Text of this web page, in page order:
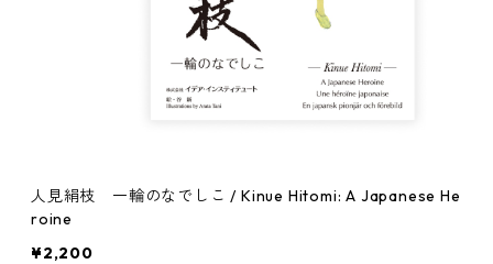
人見絹枝 一輪のなでしこ / Kinue Hitomi: A Japanese He
roine
¥2,200